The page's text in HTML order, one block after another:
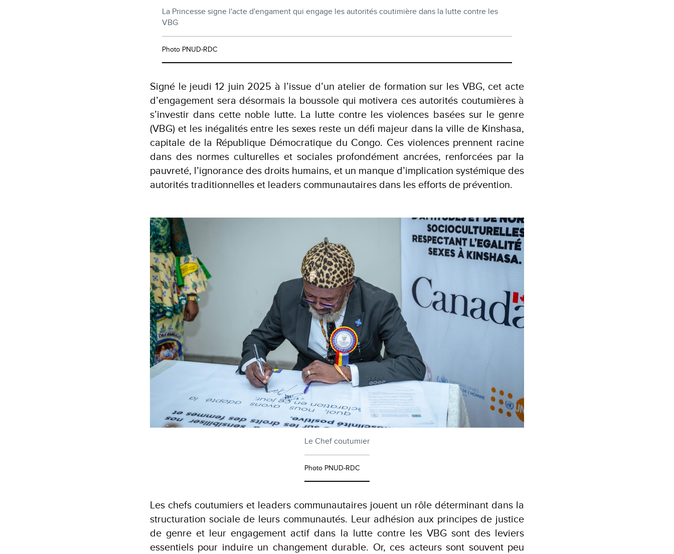
La Princesse signe l'acte d'engament qui engage les autorités coutimière dans la lutte contre les
VBG
Photo PNUD-RDC
Signé le jeudi 12 juin 2025 à l’issue d’un atelier de formation sur les VBG, cet acte
d’engagement sera désormais la boussole qui motivera ces autorités coutumières à
s’investir dans cette noble lutte. La lutte contre les violences basées sur le genre
(VBG) et les inégalités entre les sexes reste un défi majeur dans la ville de Kinshasa,
capitale de la République Démocratique du Congo. Ces violences prennent racine
dans des normes culturelles et sociales profondément ancrées, renforcées par la
pauvreté, l’ignorance des droits humains, et un manque d’implication systémique des
autorités traditionnelles et leaders communautaires dans les efforts de prévention.
Le Chef coutumier
Photo PNUD-RDC
Les chefs coutumiers et leaders communautaires jouent un rôle déterminant dans la
structuration sociale de leurs communautés. Leur adhésion aux principes de justice
de genre et leur engagement actif dans la lutte contre les VBG sont des leviers
essentiels pour induire un changement durable. Or, ces acteurs sont souvent peu